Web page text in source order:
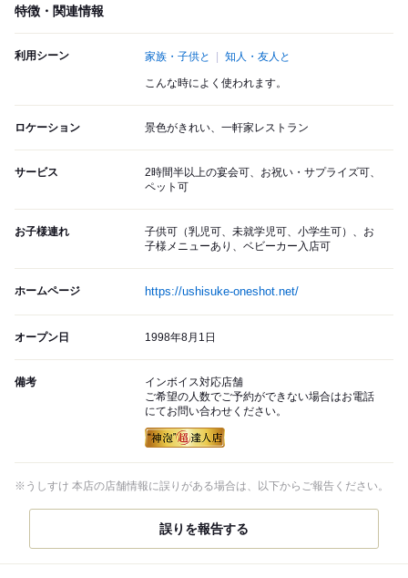
特徴・関連情報
利用シーン 家族・子供と 知人・友人と
こんな時によく使われます。
ロケーション 景色がきれい、一軒家レストラン
サービス
2時間半以上の宴会可、お祝い・サプライズ可、
ペット可
お子様連れ
子供可（乳児可、未就学児可、小学生可）、お
子様メニューあり、ベビーカー入店可
ホームページ https://ushisuke-oneshot.net/
オープン日 1998年8月1日
備考
インボイス対応店舗
ご希望の人数でご予約ができない場合はお電話
にてお問い合わせください。
※うしすけ 本店の店舗情報に誤りがある場合は、以下からご報告ください。
誤りを報告する